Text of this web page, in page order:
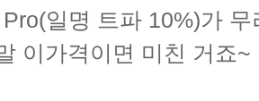
일명 트파 10%)가
이가격이면 미친 거죠~